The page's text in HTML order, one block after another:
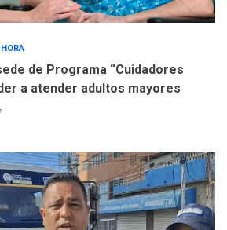
de Programa “Cuidadores
a atender adultos mayores